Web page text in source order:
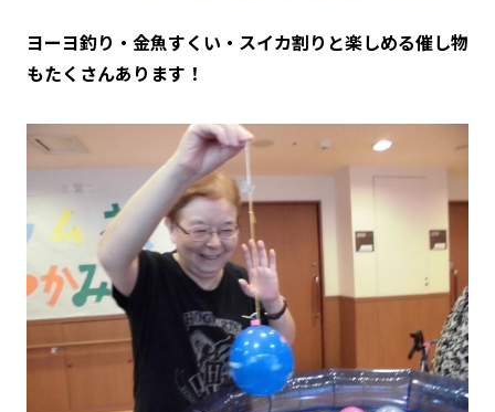
ヨーヨ釣り・金魚すくい・スイカ割りと楽しめる催し物
もたくさんあります！